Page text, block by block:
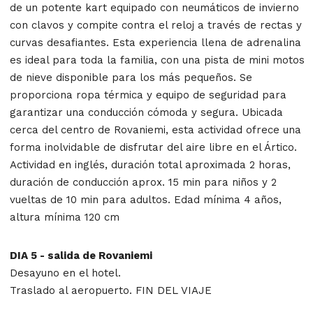
de un potente kart equipado con neumáticos de invierno
con clavos y compite contra el reloj a través de rectas y
curvas desafiantes. Esta experiencia llena de adrenalina
es ideal para toda la familia, con una pista de mini motos
de nieve disponible para los más pequeños. Se
proporciona ropa térmica y equipo de seguridad para
garantizar una conducción cómoda y segura. Ubicada
cerca del centro de Rovaniemi, esta actividad ofrece una
forma inolvidable de disfrutar del aire libre en el Ártico.
Actividad en inglés, duración total aproximada 2 horas,
duración de conducción aprox. 15 min para niños y 2
vueltas de 10 min para adultos. Edad mínima 4 años,
altura mínima 120 cm
DIA 5 - salida de Rovaniemi
Desayuno en el hotel.
Traslado al aeropuerto. FIN DEL VIAJE